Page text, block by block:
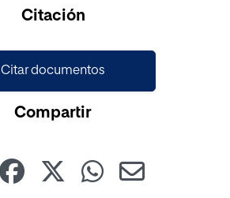
Citación
Citar documentos
Compartir